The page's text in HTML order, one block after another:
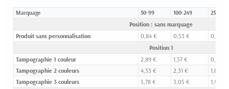
Marquage 50-99 100-249 250-
Position : sans marquage
Produit sans personnalisation
0,84 € 0,53 €
0,31 €
Position 1
Tampographie 1 couleur
2,89 € 1,57 €
0,76 €
Tampographie 2 couleurs
4,33 € 2,31 €
1,09 €
Tampographie 3 couleurs
5,78 € 3,05 €
1,43 €